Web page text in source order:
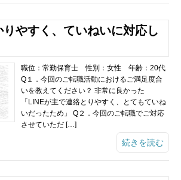
やすく、ていねいに対応し
職位：常勤保育士 性別：女性 年齢：20代
Q１．今回のご転職活動におけるご満足度合
いを教えてください？ 非常に良かった
「LINEが主で連絡とりやすく、とてもていね
いだったため」 Q２．今回のご転職でご対応
させていただ […]
続きを読む